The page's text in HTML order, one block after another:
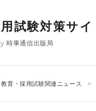
試験対策サイ
時事通信出版局
教育・採用試験関連ニュース